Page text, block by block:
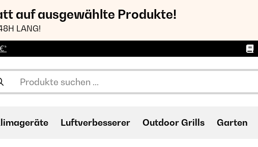
auf ausgewählte Produkte!
LANG!
Luftverbesserer Outdoor Grills Garten